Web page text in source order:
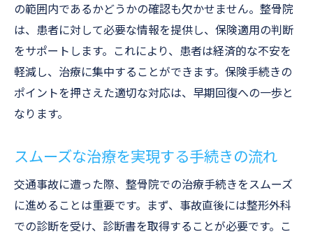
の範囲内であるかどうかの確認も欠かせません。整骨院
は、患者に対して必要な情報を提供し、保険適用の判断
をサポートします。これにより、患者は経済的な不安を
軽減し、治療に集中することができます。保険手続きの
ポイントを押さえた適切な対応は、早期回復への一歩と
なります。
スムーズな治療を実現する手続きの流れ
交通事故に遭った際、整骨院での治療手続きをスムーズ
に進めることは重要です。まず、事故直後には整形外科
での診断を受け、診断書を取得することが必要です。こ